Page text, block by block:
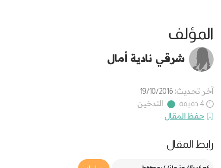
المؤلف
شرقي نادية أمال
آخر تحديث: 19/10/2016
4 دقيقة
التدخين
حفظ المقال
رابط المقال
Article Link